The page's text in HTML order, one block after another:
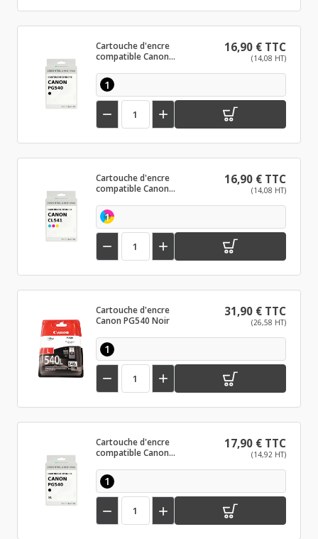
Cartouche d'encre
compatible Canon
16,90 € TTC
(14,08 HT)
1
 
Cartouche d'encre
compatible Canon
16,90 € TTC
(14,08 HT)
1
 
Cartouche d'encre
Canon PG540 Noir
31,90 € TTC
(26,58 HT)
1
 
Cartouche d'encre
compatible Canon
17,90 € TTC
(14,92 HT)
1
 